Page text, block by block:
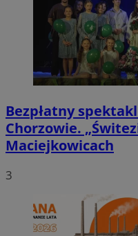
Bezpłatny
Chorzowie.
Maciejkowicach
3